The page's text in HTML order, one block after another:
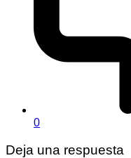
0
Deja una respuesta